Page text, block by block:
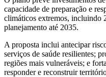
capacidade de preparação e
climáticos extremos, incluindo
planejamento até 2035.
A proposta inclui antecipar
serviços de saúde resilientes;
regiões mais vulneráveis; e
responder e reconstruir